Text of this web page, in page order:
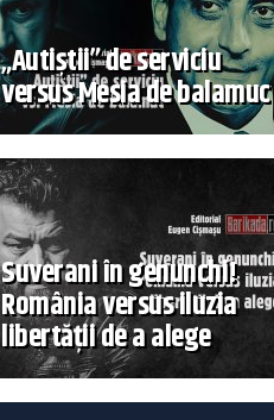
„Autiștii” de serviciu
versus Mesia de balamuc
Suverani în genunchi!
România versus iluzia
libertății de a alege